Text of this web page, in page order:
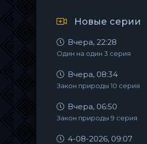
Новые серии
Вчера, 22:28
Один на один 3 серия
Вчера, 08:34
Закон природы 10 серия
Вчера, 06:50
Закон природы 9 серия
4-08-2026, 09:07